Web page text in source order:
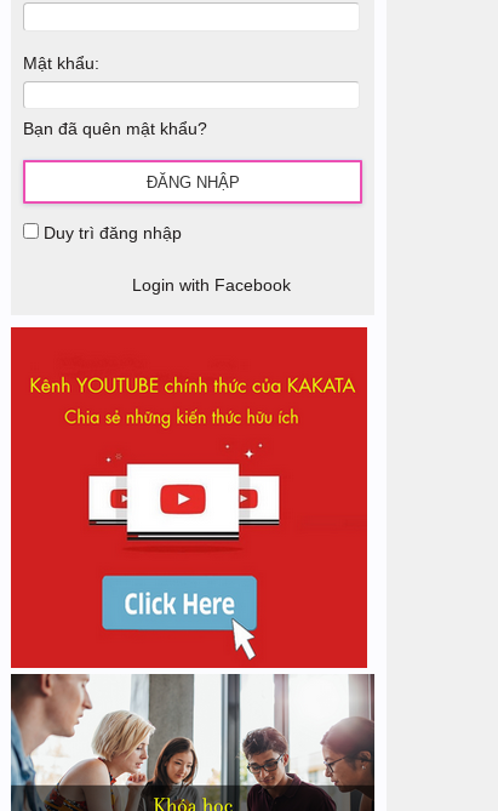
Mật khẩu:
Bạn đã quên mật khẩu?
Duy trì đăng nhập
Login with Facebook